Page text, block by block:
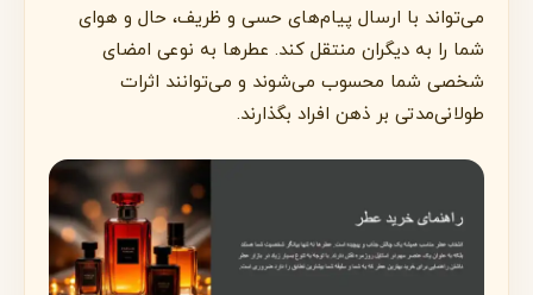
می‌تواند با ارسال پیام‌های حسی و ظریف، حال و هوای
شما را به دیگران منتقل کند. عطرها به نوعی امضای
شخصی شما محسوب می‌شوند و می‌توانند اثرات
طولانی‌مدتی بر ذهن افراد بگذارند.